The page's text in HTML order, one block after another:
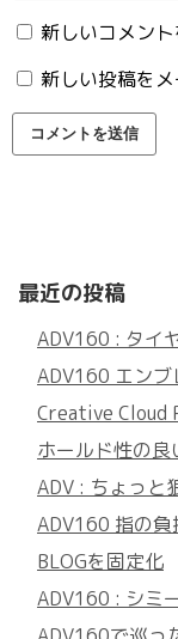
新しいコメン
新しい投稿を
最近の投稿
ADV160 : タイ
ADV160 エンブ
Creative Cloud
ホールド性の
ADV : ちょっと
ADV160 指の負
BLOGを固定化
ADV160 : シミ